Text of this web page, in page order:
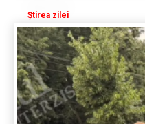
Știrea zilei